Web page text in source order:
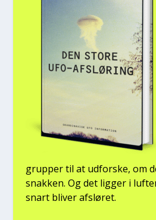
grup­per til at udfor­ske, om
snak­ken. Og det lig­ger i
snart bli­ver afslø­ret.